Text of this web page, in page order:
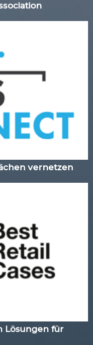
vernetzen
Lösungen für